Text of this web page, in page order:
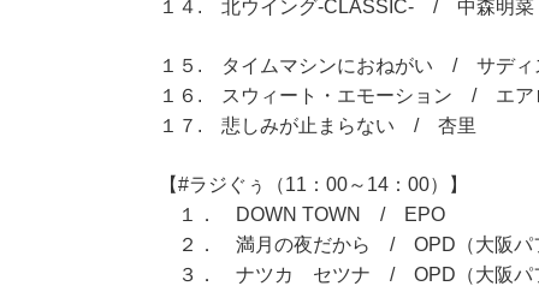
１４. 北ウイング-CLASSIC- / 中森明菜
１５. タイムマシンにおねがい / サディ
１６. スウィート・エモーション / エ
１７. 悲しみが止まらない / 杏里
【#ラジぐぅ（11：00～14：00）】
１． DOWN TOWN / EPO
２． 満月の夜だから / OPD（大阪パ
３． ナツカ セツナ / OPD（大阪パフ